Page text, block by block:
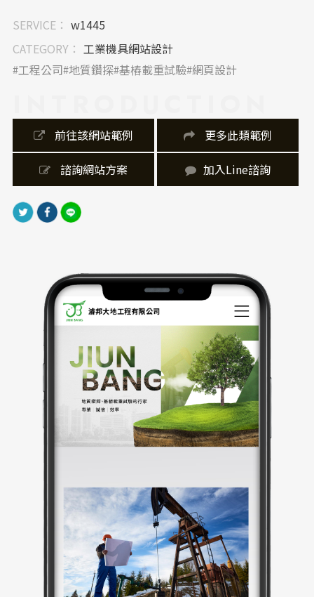
者快速找到所需資訊。首頁重點展示核心服務項目，並
使用簡潔的圖文搭配，引導使用者深入了解。響應式網
站製作的設計，確保在各種裝置上都能獲得最佳瀏覽體
驗，提升使用者體驗。
網站採用了響應式網頁設計，能自動適應不同尺寸的螢
幕，提供一致的瀏覽體驗。在圖片的優化上，兼顧了清
晰度和載入速度。此外，網站還加入了社群媒體連結，
方便使用者與公司互動。
SERVICE： w1445
CATEGORY： 工業機具網站設計
工程公司 地質鑽探 基樁載重試驗 網頁設計
前往該網站範例 更多此類範例
諮詢網站方案 加入Line諮詢